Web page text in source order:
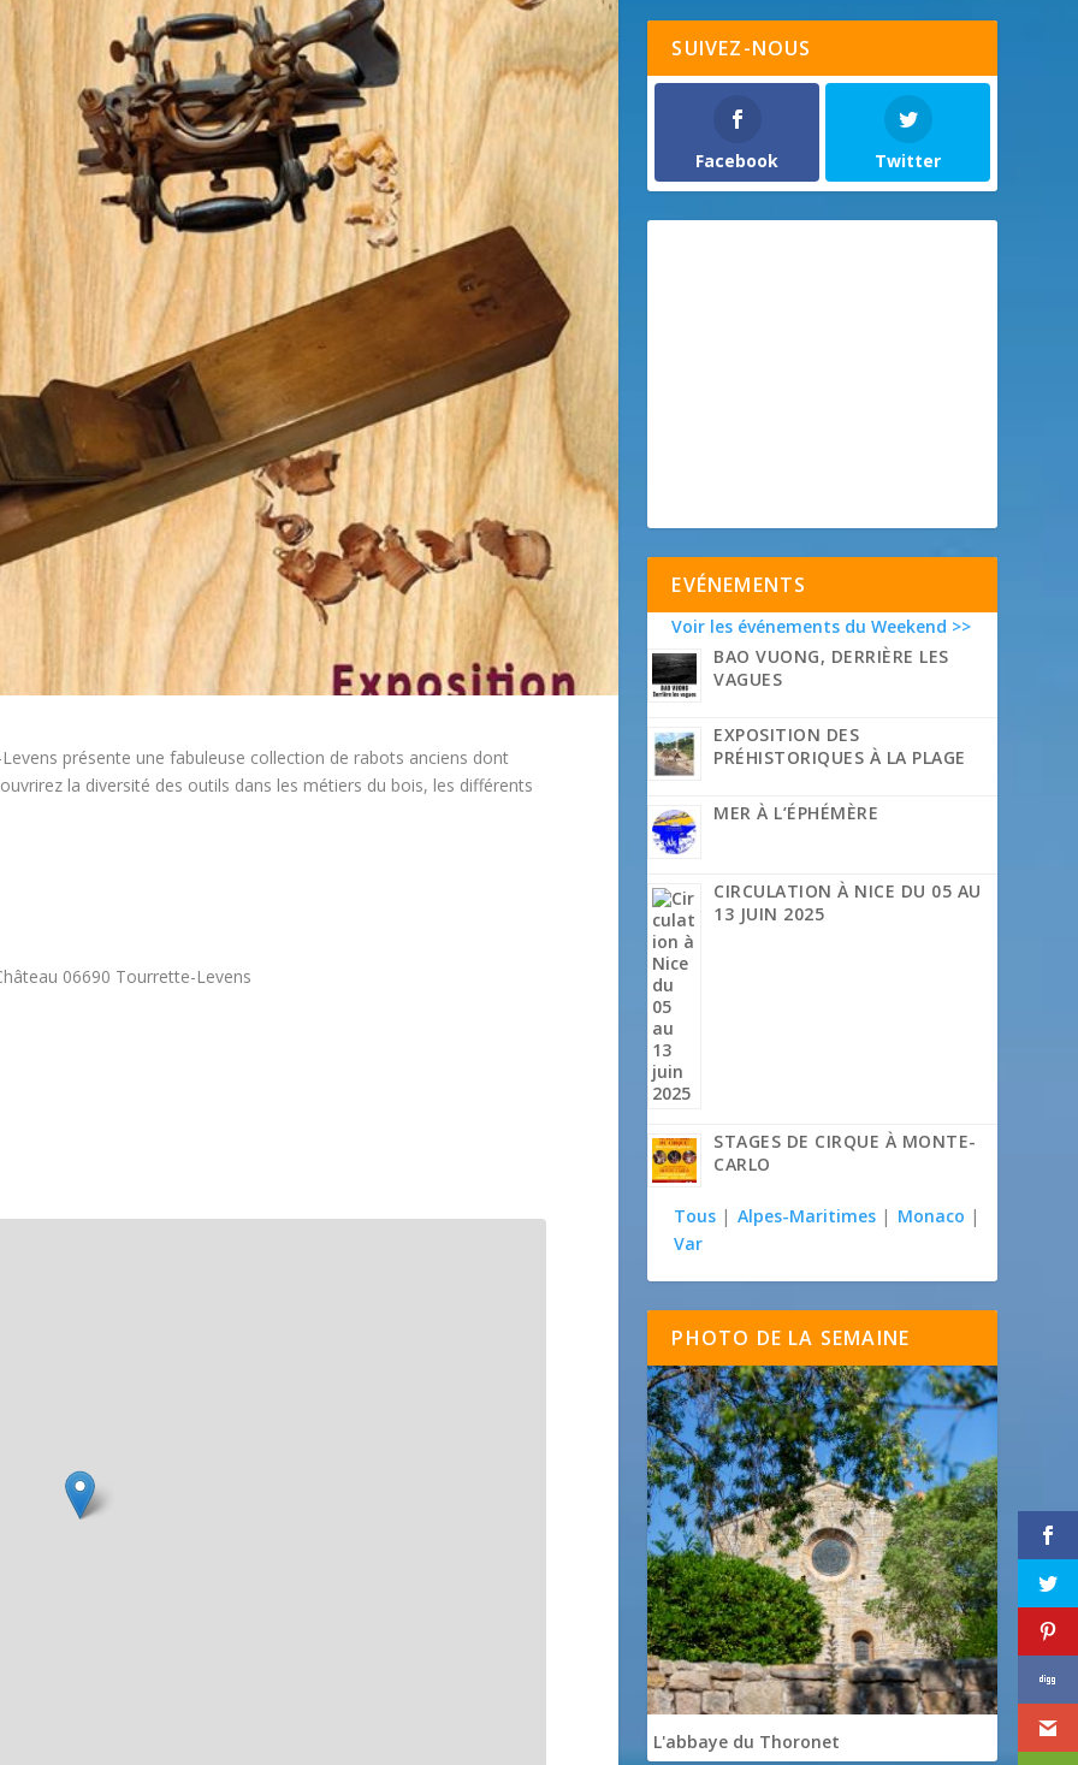
présente une fabuleuse collection de rabots anciens dont
la diversité des outils dans les métiers du bois, les différents
06690 Tourrette-Levens
SUIVEZ-NOUS
Facebook Twitter
EVÉNEMENTS
Voir les événements du Weekend >>
BAO VUONG, DERRIÈRE LES
VAGUES
EXPOSITION DES
PRÉHISTORIQUES À LA PLAGE
MER À L’ÉPHÉMÈRE
CIRCULATION À NICE DU 05 AU
13 JUIN 2025
STAGES DE CIRQUE À MONTE-
CARLO
Tous | Alpes-Maritimes | Monaco |
Var
PHOTO DE LA SEMAINE
L'abbaye du Thoronet